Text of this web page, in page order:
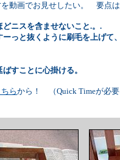
動画でお見せしたい。 要点
ニスを含ませないこと.。.
と抜くように刷毛を上げて
すことに心掛ける。
らから！ （Quick Timeが必